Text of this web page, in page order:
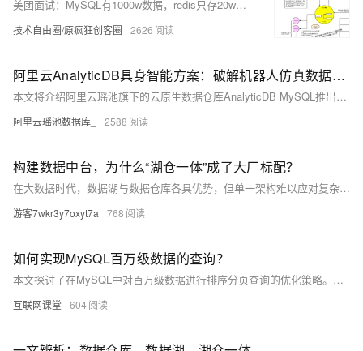
美团面试：MySQL有1000w数据，redis只存20w的数据，如何做 缓存 设计？
技术自由圈/原疯狂创客圈 2626
阿里云AnalyticDB具身智能方案：破解机器人仿真数据、算力与运维之困
本文将介绍阿里云瑶池旗下的云原生数据仓库AnalyticDB MySQL推出的全托管云上仿真解决方案，方案采用云原生架构，为开发者提供从开发环境、仿真计算到数据管理的全链路支持。
阿里云瑶池数据库_ 2588
构建数据中台，为什么“湖仓一体”成了大厂标配？
在大数据时代，数据湖与数据仓库各具优势，但单一架构难以应对复杂业务需求。湖仓一体通过融合数据湖的灵活性与数据仓的规范性，实现数据分层治理、统一调度，既能承载海量多源数据，又能支撑高效分析决策，成为企业构建数据中台、推动智能化转型的关键路径。
游客7wkr3y7oxyt7a 768
如何实现MySQL百万级数据的查询？
本文探讨了在MySQL中对百万级数据进行排序分页查询的优化策略。面对五百万条数据，传统的浅分页和深分页查询效率较低，尤其深分页因偏移量大导致性能显著下降。通过为排序字段添加索引、使用联合索引、手动回表等方法，有效提升了查询速度。最终建议根据业务需求选择合适方案：浅分页可加单列索引，深分页推荐联合索引或子查询优化，同时结合前端传递最后一条数据ID的方式实现高效翻页。
互联网课堂 604